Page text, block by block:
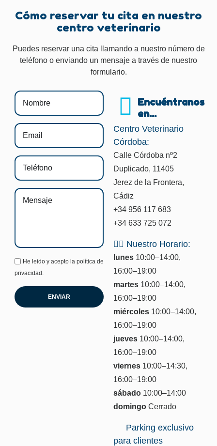
Cómo reservar tu cita en nuestro
centro veterinario
Puedes reservar una cita llamando a nuestro número de
teléfono o enviando un mensaje a través de nuestro
formulario.
Encuéntranos
en...
Centro Veterinario
Córdoba:
Calle Córdoba nº2
Duplicado, 11405
Jerez de la Frontera,
Cádiz
+34 956 117 683
+34 633 725 072
🐕‍🦺 Nuestro Horario:
lunes 10:00–14:00,
16:00–19:00
martes 10:00–14:00,
16:00–19:00
miércoles 10:00–14:00,
16:00–19:00
jueves 10:00–14:00,
16:00–19:00
viernes 10:00–14:30,
16:00–19:00
sábado 10:00–14:00
domingo Cerrado
Parking exclusivo
para clientes
He leido y acepto la política de
privacidad.
ENVIAR